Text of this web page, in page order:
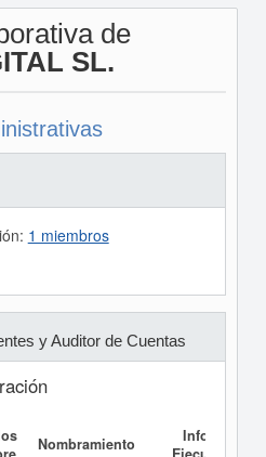
de
SL.
1 miembros
y Auditor de Cuentas
Nombramiento
Informe